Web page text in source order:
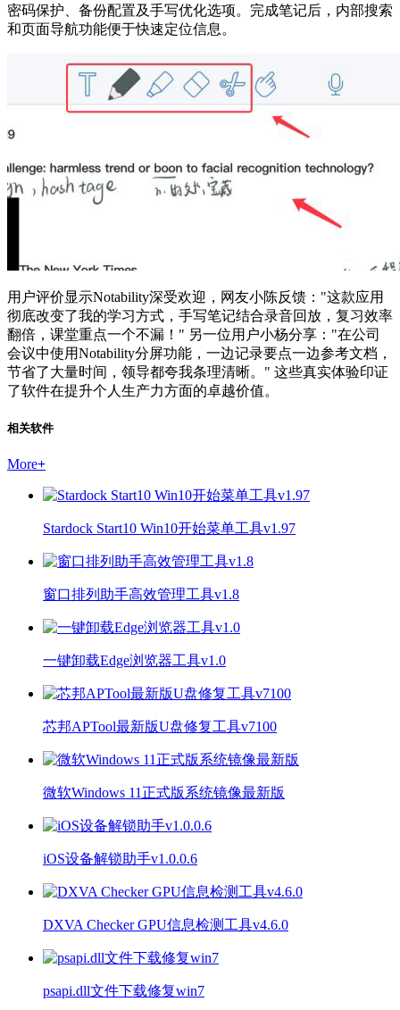
密码保护、备份配置及手写优化选项。完成笔记后，内部搜索
和页面导航功能便于快速定位信息。
用户评价显示Notability深受欢迎，网友小陈反馈："这款应用
彻底改变了我的学习方式，手写笔记结合录音回放，复习效率
翻倍，课堂重点一个不漏！" 另一位用户小杨分享："在公司
会议中使用Notability分屏功能，一边记录要点一边参考文档，
节省了大量时间，领导都夸我条理清晰。" 这些真实体验印证
了软件在提升个人生产力方面的卓越价值。
相关软件
More+
Stardock Start10 Win10开始菜单工具v1.97
窗口排列助手高效管理工具v1.8
一键卸载Edge浏览器工具v1.0
芯邦APTool最新版U盘修复工具v7100
微软Windows 11正式版系统镜像最新版
iOS设备解锁助手v1.0.0.6
DXVA Checker GPU信息检测工具v4.6.0
psapi.dll文件下载修复win7